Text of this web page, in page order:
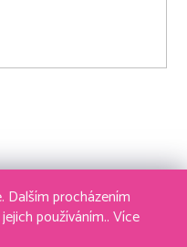
Dalším procházením
používáním.. Více